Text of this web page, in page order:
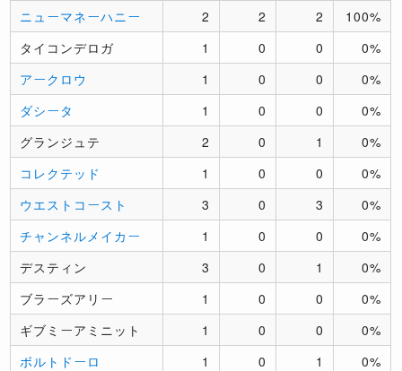
ニューマネーハニー
2 2 2
100%
タイコンデロガ
1 0 0
0%
アークロウ
1 0 0
0%
ダシータ
1 0 0
0%
グランジュテ
2 0 1
0%
コレクテッド
1 0 0
0%
ウエストコースト
3 0 3
0%
チャンネルメイカー
1 0 0
0%
デスティン
3 0 1
0%
ブラーズアリー
1 0 0
0%
ギブミーアミニット
1 0 0
0%
ボルトドーロ
1 0 1
0%